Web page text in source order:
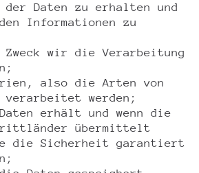
der Daten zu erhalten und
Informationen zu
Zweck wir die Verarbeitung
also die Arten von
verarbeitet werden;
erhält und wenn die
übermittelt
die Sicherheit garantiert